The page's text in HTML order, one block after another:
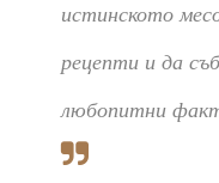
истинското
рецепти и да
любопитни